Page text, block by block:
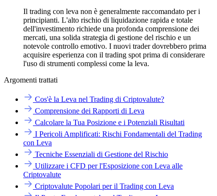
Il trading con leva non è generalmente raccomandato per i
principianti. L'alto rischio di liquidazione rapida e totale
dell'investimento richiede una profonda comprensione dei
mercati, una solida strategia di gestione del rischio e un
notevole controllo emotivo. I nuovi trader dovrebbero prima
acquisire esperienza con il trading spot prima di considerare
l'uso di strumenti complessi come la leva.
Argomenti trattati
Cos'è la Leva nel Trading di Criptovalute?
Comprensione dei Rapporti di Leva
Calcolare la Tua Posizione e i Potenziali Risultati
I Pericoli Amplificati: Rischi Fondamentali del Trading
con Leva
Tecniche Essenziali di Gestione del Rischio
Utilizzare i CFD per l'Esposizione con Leva alle
Criptovalute
Criptovalute Popolari per il Trading con Leva